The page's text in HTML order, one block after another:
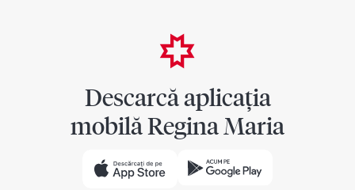
Descarcă aplicația
mobilă Regina Maria